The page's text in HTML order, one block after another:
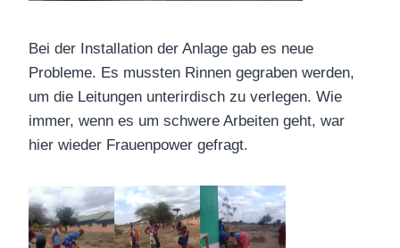
Bei der Installation der Anlage gab es neue
Probleme. Es mussten Rinnen gegraben werden,
um die Leitungen unterirdisch zu verlegen. Wie
immer, wenn es um schwere Arbeiten geht, war
hier wieder Frauenpower gefragt.